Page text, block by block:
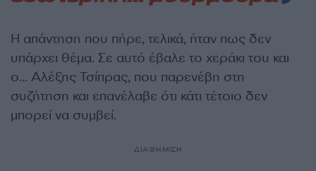
Η απάντηση που πήρε, τελικά, ήταν πως δεν
υπάρχει θέμα. Σε αυτό έβαλε το χεράκι του και
ο… Αλέξης Τσίπρας, που παρενέβη στη
συζήτηση και επανέλαβε ότι κάτι τέτοιο δεν
μπορεί να συμβεί.
ΔΙΑΦΗΜΙΣΗ